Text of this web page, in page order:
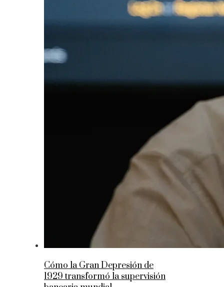
Cómo la Gran Depresión de
1929 transformó la supervisión